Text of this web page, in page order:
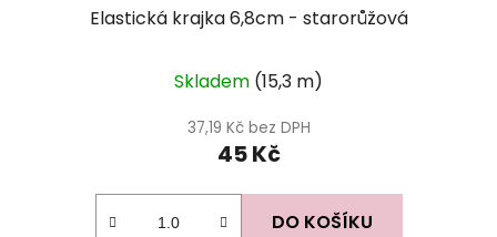
Elastická krajka 6,8cm - starorůžová
Skladem (15,3 m)
37,19 Kč bez DPH
45 Kč
DO KOŠÍKU